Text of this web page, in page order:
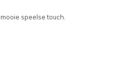
speelse touch.